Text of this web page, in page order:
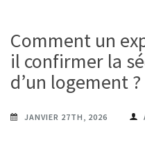
Comment un
il confirmer la
d’un logement ?
JANVIER 27TH, 2026